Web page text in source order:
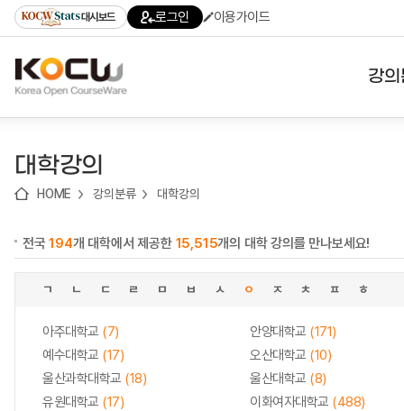
기
기
기
content)
가
대시보드 로그인 이용가이드
강
대학강의
HOME 강의분류 대학강의
전국194개 대학에서 제공한 15,515개의 대학 강의를 만나보세요!
ㄱ ㄴ ㄷ ㄹ ㅁ ㅂ ㅅ ㅇ ㅈ ㅊ ㅍ ㅎ
아주대학교 (7) 안양대학교 (171)
예수대학교 (17) 오산대학교 (10)
울산과학대학교 (18) 울산대학교 (8)
유원대학교 (17) 이화여자대학교 (488)